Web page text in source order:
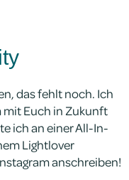
das fehlt noch. Ich
mit Euch in Zukunft
ich an einer All-In-
Lightlover
anschreiben!